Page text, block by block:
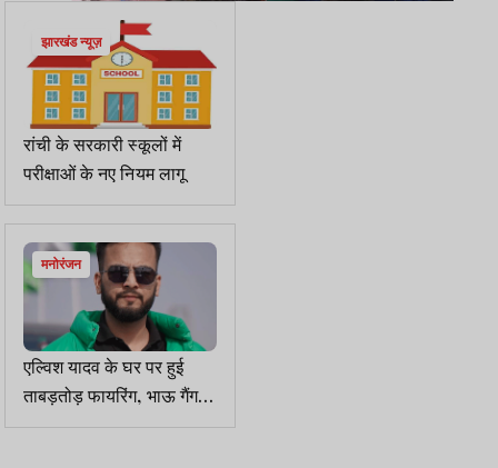
झारखंड न्यूज़
रांची के सरकारी स्कूलों में
परीक्षाओं के नए नियम लागू
मनोरंजन
एल्विश यादव के घर पर हुई
ताबड़तोड़ फायरिंग, भाऊ गैंग ने
ली जिम्मेदारी